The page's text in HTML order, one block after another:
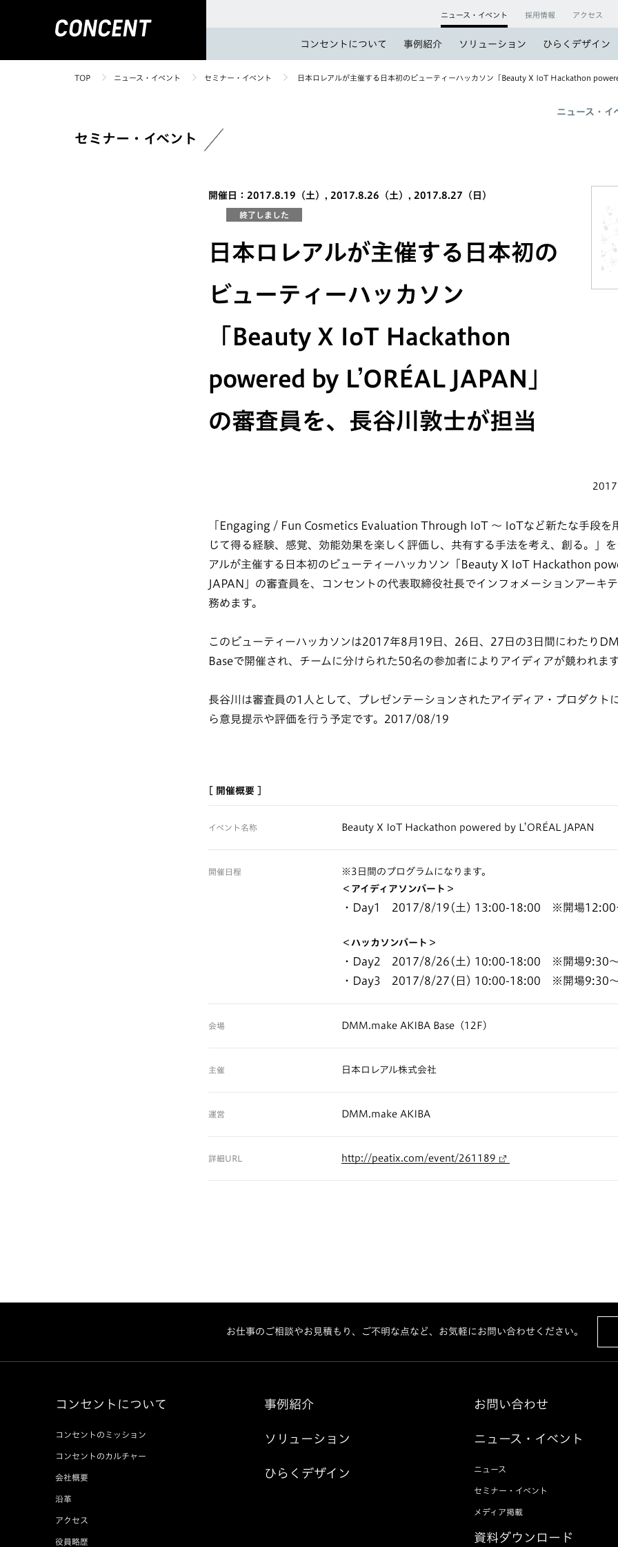
コンセントについて 事例紹介 ソリューション ひらくデザイン
ニュース・イベント 採用情報 アクセス
TOP ニュース・イベント セミナー・イベント 日本ロレアルが主催する日本初のビューティーハッカソン「Beauty X IoT Hackathon
ニュース・イ
セミナー・イベント
開催日：2017.8.19（土）, 2017.8.26（土）, 2017.8.27（日）
終了しました
日本ロレアルが主催する日本初の
ビューティーハッカソン
「Beauty X IoT Hackathon
powered by L’ORÉAL JAPAN」
の審査員を、長谷川敦士が担当
「Engaging / Fun Cosmetics Evaluation Through IoT 〜 IoTなど新たな手段を
じて得る経験、感覚、効能効果を楽しく評価し、共有する手法を考え、創る。」
アルが主催する日本初のビューティーハッカソン「Beauty X IoT Hackathon
JAPAN」の審査員を、コンセントの代表取締役社長でインフォメーションアーキ
務めます。
このビューティーハッカソンは2017年8月19日、26日、27日の3日間にわたり
Baseで開催され、チームに分けられた50名の参加者によりアイディアが競われま
長谷川は審査員の1人として、プレゼンテーションされたアイディア・プロダクト
ら意見提示や評価を行う予定です。2017/08/19
[ 開催概要 ]
イベント名称 Beauty X IoT Hackathon powered by L’ORÉAL JAPAN
開催日程
※3日間のプログラムになります。
＜アイディアソンパート＞
・Day1 2017/8/19(土) 13:00-18:00 ※開場12:00
＜ハッカソンパート＞
・Day2 2017/8/26(土) 10:00-18:00 ※開場9:30
・Day3 2017/8/27(日) 10:00-18:00 ※開場9:30
会場 DMM.make AKIBA Base（12F）
主催 日本ロレアル株式会社
運営 DMM.make AKIBA
詳細URL http://peatix.com/event/261189
お仕事のご相談やお見積もり、ご不明な点など、お気軽にお問い合わせください。
コンセントについて
コンセントのミッション
コンセントのカルチャー
会社概要
沿革
アクセス
役員略歴
事例紹介
ソリューション
ひらくデザイン
お問い合わせ
ニュース・イベント
ニュース
セミナー・イベント
メディア掲載
資料ダウンロード